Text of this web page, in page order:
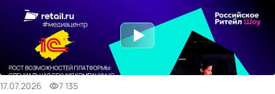
17.07.2026 7 135